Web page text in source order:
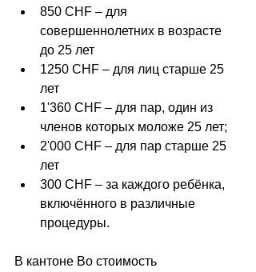
850 CHF – для
совершеннолетних в возрасте
до 25 лет
1250 CHF – для лиц старше 25
лет
1'360 CHF – для пар, один из
членов которых моложе 25 лет;
2'000 CHF – для пар старше 25
лет
300 CHF – за каждого ребёнка,
включённого в различные
процедуры.
В кантоне Во стоимость